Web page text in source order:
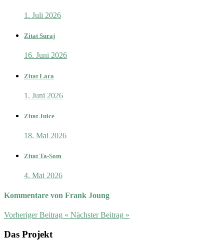
1. Juli 2026
Zitat Suraj
16. Juni 2026
Zitat Lara
1. Juni 2026
Zitat Juice
18. Mai 2026
Zitat Ta-Som
4. Mai 2026
Kommentare von Frank Joung
Vorheriger Beitrag « Nächster Beitrag »
Das Projekt